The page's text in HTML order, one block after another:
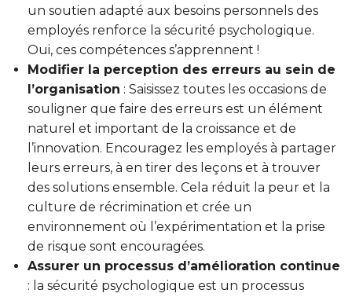
un soutien adapté aux besoins personnels des
employés renforce la sécurité psychologique.
Oui, ces compétences s’apprennent !
Modifier la perception des erreurs au sein de
l’organisation : Saisissez toutes les occasions de
souligner que faire des erreurs est un élément
naturel et important de la croissance et de
l’innovation. Encouragez les employés à partager
leurs erreurs, à en tirer des leçons et à trouver
des solutions ensemble. Cela réduit la peur et la
culture de récrimination et crée un
environnement où l’expérimentation et la prise
de risque sont encouragées.
Assurer un processus d’amélioration continue
: la sécurité psychologique est un processus